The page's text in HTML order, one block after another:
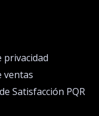
privacidad
ventas
Satisfacción PQR